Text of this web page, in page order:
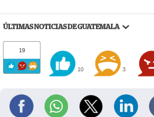
ÚLTIMAS NOTICIAS DE GUATEMALA
19
10 3